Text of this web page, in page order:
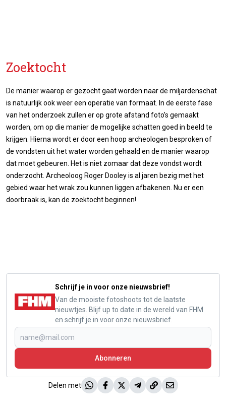
Zoektocht
De manier waarop er gezocht gaat worden naar de miljardenschat
is natuurlijk ook weer een operatie van formaat. In de eerste fase
van het onderzoek zullen er op grote afstand foto’s gemaakt
worden, om op die manier de mogelijke schatten goed in beeld te
krijgen. Hierna wordt er door een hoop archeologen besproken of
de vondsten uit het water worden gehaald en de manier waarop
dat moet gebeuren. Het is niet zomaar dat deze vondst wordt
onderzocht. Archeoloog Roger Dooley is al jaren bezig met het
gebied waar het wrak zou kunnen liggen afbakenen. Nu er een
doorbraak is, kan de zoektocht beginnen!
Schrijf je in voor onze nieuwsbrief!
Van de mooiste fotoshoots tot de laatste
nieuwtjes. Blijf up to date in de wereld van FHM
en schrijf je in voor onze nieuwsbrief.
Abonneren
Delen met